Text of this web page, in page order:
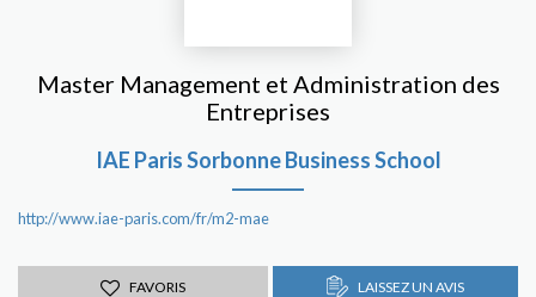
Master Management et Administration des
Entreprises
IAE Paris Sorbonne Business School
http://www.iae-paris.com/fr/m2-mae
FAVORIS LAISSEZ UN AVIS